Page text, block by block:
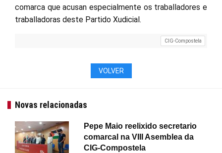
comarca que acusan especialmente os traballadores e
traballadoras deste Partido Xudicial.
CIG-Compostela
VOLVER
Novas relacionadas
Pepe Maio reelixido secretario
comarcal na VIII Asemblea da
CIG-Compostela